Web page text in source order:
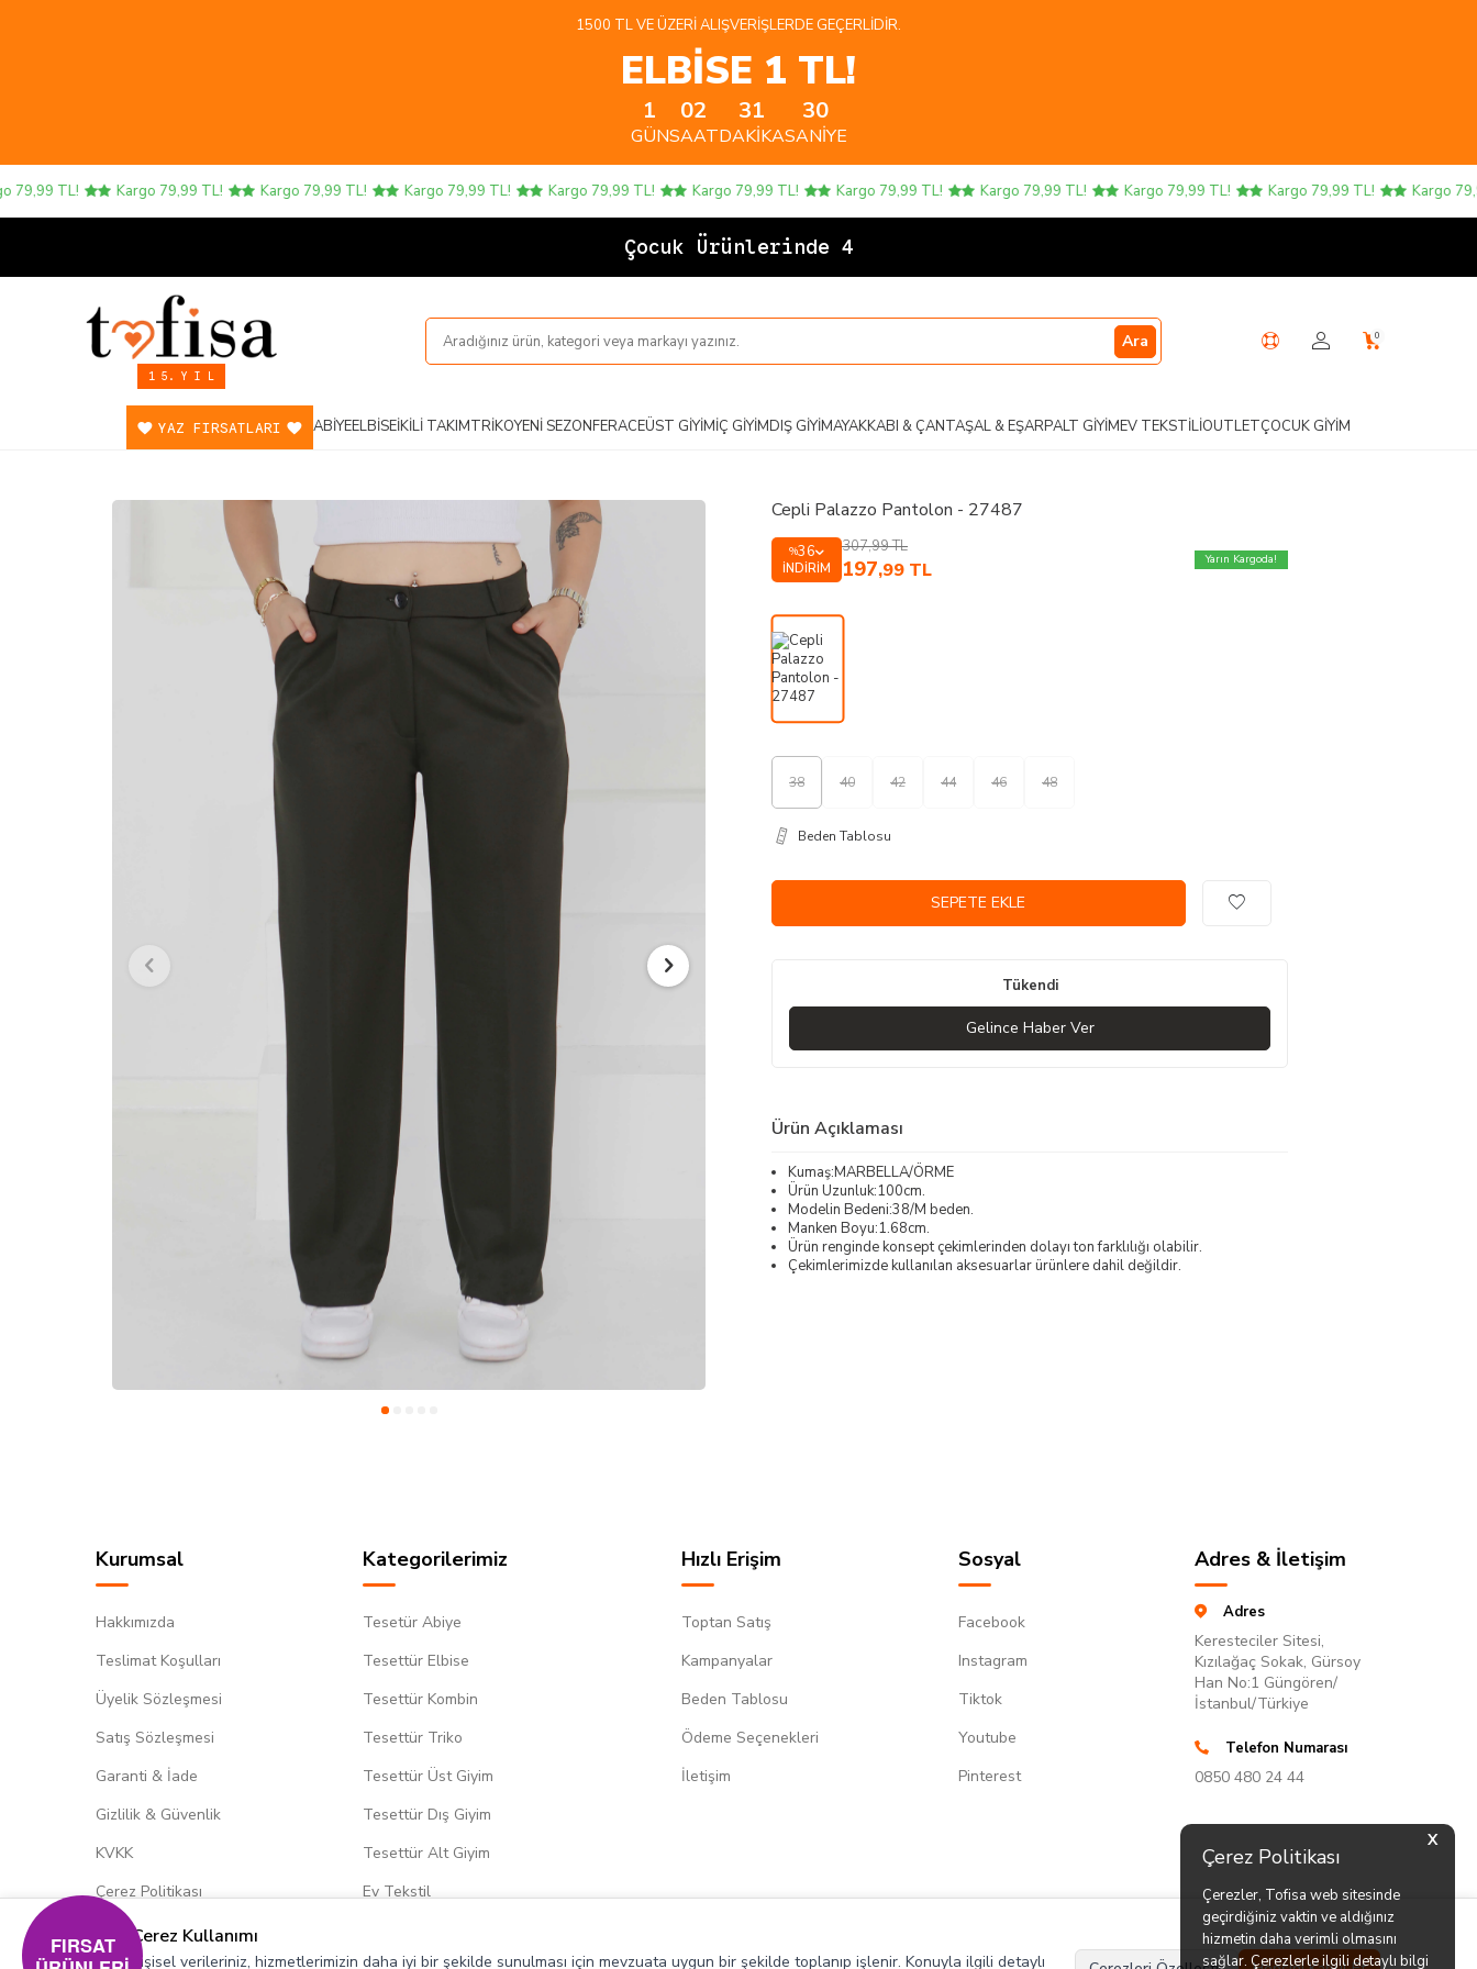
X
Çerez Politikası
Çerezler, Tofisa web sitesinde
geçirdiğiniz vaktin ve aldığınız
hizmetin daha verimli olmasını
sağlar. Çerezlerle ilgili detaylı bilgi
1500 TL VE ÜZERI ALIŞVERIŞLERDE GEÇERLIDIR.
ELBİSE 1 TL!
1
GÜN
02
SAAT
31
DAKIKA
30
SANIYE
TL! Kargo 79,99 TL! Kargo 79,99 TL! Kargo 79,99 TL! Kargo 79,99 TL! Kargo 79,99 TL! Kargo 79,99 TL! Kargo 79,99 TL! Kargo 79,99 TL! Kargo 79,99 TL! Kargo 79,99
Çocuk Ürünlerinde 4 AL 3
1 5. Y I L
Ara 0
YAZ FIRSATLARI ABIYEELBISEİKILI TAKIMTRIKOYENI SEZONFERACEÜST GIYIMİÇ GIYIMDIŞ GIYIMAYAKKABI & ÇANTAŞAL & EŞARPALT GIYIMEV TEKSTILIOUTLETÇOCUK GIYIM
Cepli Palazzo Pantolon - 27487
%36
İNDIRIM
307,99TL
197,99 TL Yarın Kargoda!
38 40 42 44 46 48
Beden Tablosu
SEPETE EKLE
Tükendi
Gelince Haber Ver
Ürün Açıklaması
Kumaş:MARBELLA/ÖRME
Ürün Uzunluk:100cm.
Modelin Bedeni:38/M beden.
Manken Boyu:1.68cm.
Ürün renginde konsept çekimlerinden dolayı ton farklılığı olabilir.
Çekimlerimizde kullanılan aksesuarlar ürünlere dahil değildir.
Kurumsal
Hakkımızda
Teslimat Koşulları
Üyelik Sözleşmesi
Satış Sözleşmesi
Garanti & İade
Gizlilik & Güvenlik
KVKK
Çerez Politikası
Kategorilerimiz
Tesetür Abiye
Tesettür Elbise
Tesettür Kombin
Tesettür Triko
Tesettür Üst Giyim
Tesettür Dış Giyim
Tesettür Alt Giyim
Ev Tekstil
Hızlı Erişim
Toptan Satış
Kampanyalar
Beden Tablosu
Ödeme Seçenekleri
İletişim
Sosyal
Facebook
Instagram
Tiktok
Youtube
Pinterest
Adres & İletişim
Adres
Keresteciler Sitesi,
Kızılağaç Sokak, Gürsoy
Han No:1 Güngören/
İstanbul/Türkiye
Telefon Numarası
0850 480 24 44
Çerez Kullanımı
Kişisel verileriniz, hizmetlerimizin daha iyi bir şekilde sunulması için mevzuata uygun bir şekilde toplanıp işlenir. Konuyla ilgili detaylı
FIRSAT